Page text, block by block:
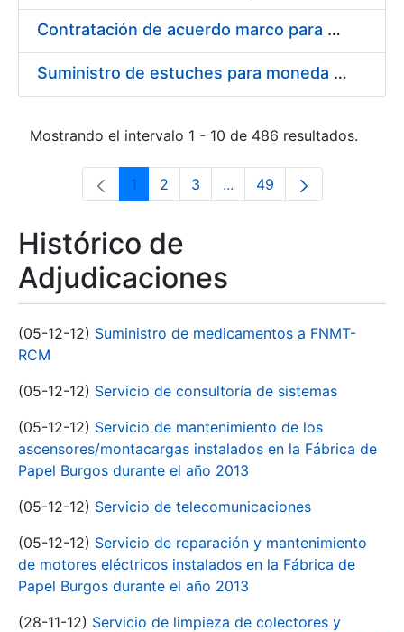
Contratación de acuerdo marco para el Suministro de Material de Electricidad para la Fábrica Nacional de Moneda y Timbre-Real Casa de la Moneda en su centro de trabajo de Burgos
Suministro de estuches para moneda de 30 €
Mostrando el intervalo 1 - 10 de 486 resultados.
Página
1 Página
2 Página
3 ...Páginas intermedias Use
Página
49
Histórico de
Adjudicaciones
(05-12-12) Suministro de medicamentos a FNMT-
RCM
(05-12-12) Servicio de consultoría de sistemas
(05-12-12) Servicio de mantenimiento de los
ascensores/montacargas instalados en la Fábrica de
Papel Burgos durante el año 2013
(05-12-12) Servicio de telecomunicaciones
(05-12-12) Servicio de reparación y mantenimiento
de motores eléctricos instalados en la Fábrica de
Papel Burgos durante el año 2013
(28-11-12) Servicio de limpieza de colectores y